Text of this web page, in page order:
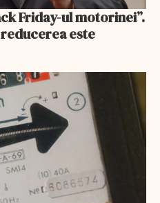
Friday-ul motorinei”.
este